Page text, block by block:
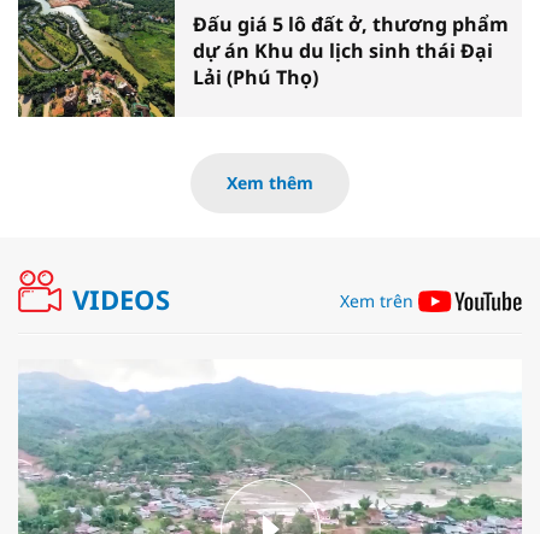
Đấu giá 5 lô đất ở, thương phẩm
dự án Khu du lịch sinh thái Đại
Lải (Phú Thọ)
Xem thêm
VIDEOS Xem trên